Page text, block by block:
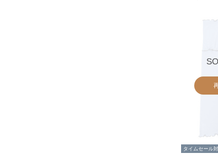
タイムセール